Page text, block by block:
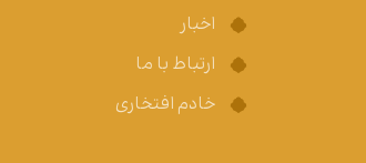
اخبار
ارتباط با ما
خادم افتخاری